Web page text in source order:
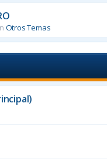
Otros Temas